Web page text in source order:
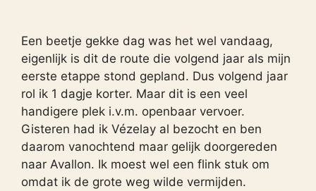
Een beetje gekke dag was het wel vandaag,
eigenlijk is dit de route die volgend jaar als mijn
eerste etappe stond gepland. Dus volgend jaar
rol ik 1 dagje korter. Maar dit is een veel
handigere plek i.v.m. openbaar vervoer.
Gisteren had ik Vézelay al bezocht en ben
daarom vanochtend maar gelijk doorgereden
naar Avallon. Ik moest wel een flink stuk om
omdat ik de grote weg wilde vermijden.